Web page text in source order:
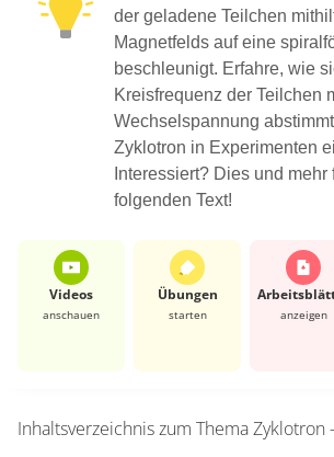
der geladene Teilchen
Magnetfelds auf eine
beschleunigt. Erfahre, wie
Kreisfrequenz der Teilchen
Wechselspannung
Zyklotron in Experimenten
Interessiert? Dies und
folgenden Text!
Videos
anschauen
Übungen
starten anzeigen
Inhaltsverzeichnis zum ThemaZyklotron